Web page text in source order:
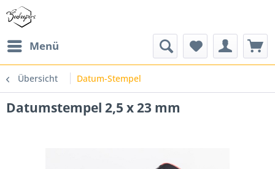
Menü
Übersicht Datum-Stempel
Datumstempel 2,5 x 23 mm